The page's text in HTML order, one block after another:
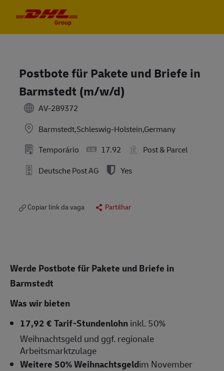
Postbote für Pakete und Briefe in
Barmstedt (m/w/d)
AV-289372
Barmstedt,Schleswig-Holstein,Germany
Temporário
17.92
Post & Parcel
Deutsche Post AG
Yes
Copiar link da vaga Partilhar
Werde Postbote für Pakete und Briefe in
Barmstedt
Was wir bieten
17,92 € Tarif-Stundenlohninkl. 50%
Weihnachtsgeld und ggf. regionale
Arbeitsmarktzulage
Weitere 50% Weihnachtsgeldim November